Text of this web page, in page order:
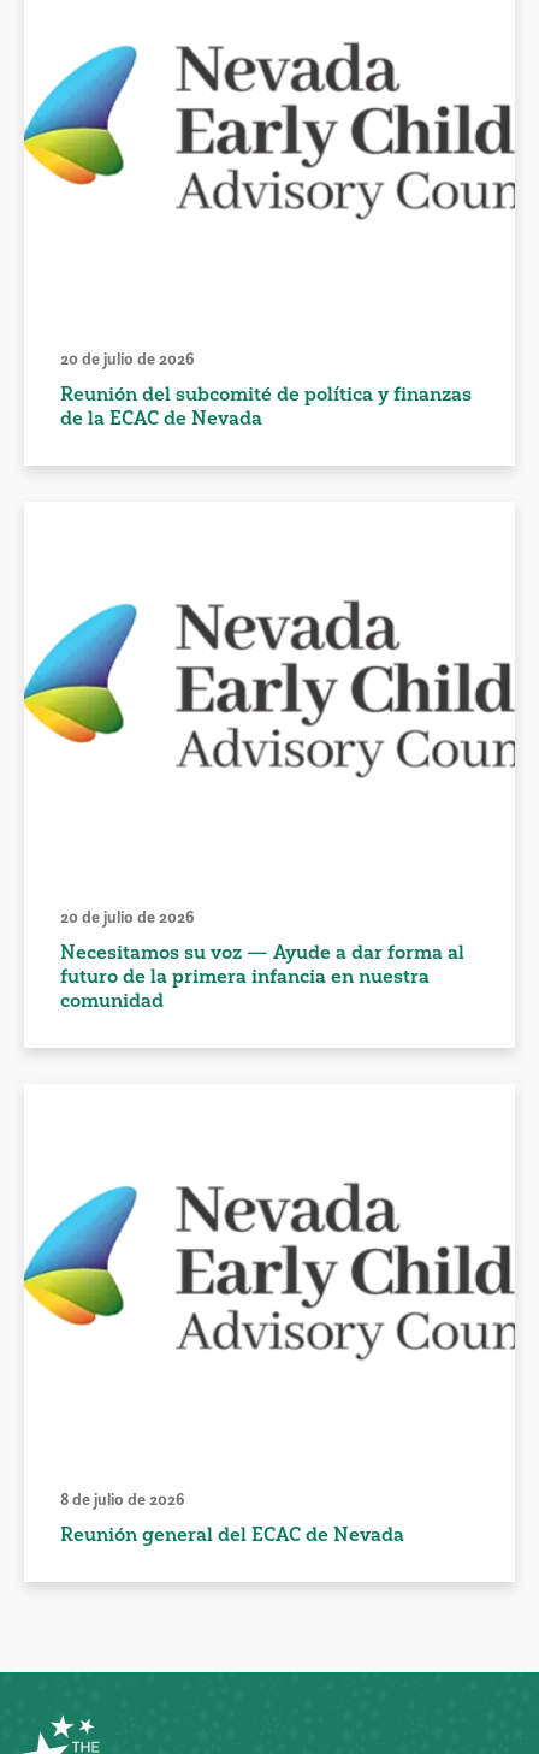
20 de julio de 2026
Reunión del subcomité de política y finanzas
de la ECAC de Nevada
20 de julio de 2026
Necesitamos su voz — Ayude a dar forma al
futuro de la primera infancia en nuestra
comunidad
8 de julio de 2026
Reunión general del ECAC de Nevada